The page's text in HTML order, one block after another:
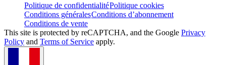
Politique de confidentialitéPolitique cookies
Conditions généralesConditions d’abonnement
Conditions de vente
This site is protected by reCAPTCHA, and the Google Privacy
Policy and Terms of Service apply.